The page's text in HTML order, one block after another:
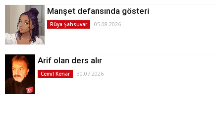
Manşet defansında gösteri
Rüya Şahsuvar 05.08.2026
Arif olan ders alır
Cemil Kenar 30.07.2026